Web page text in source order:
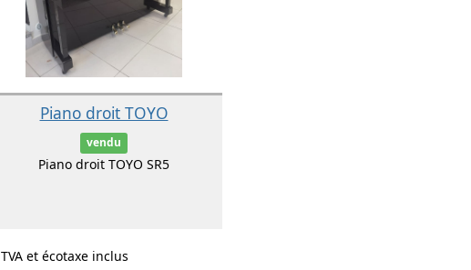
Piano droit TOYO
vendu
Piano droit TOYO SR5
TVA et écotaxe inclus